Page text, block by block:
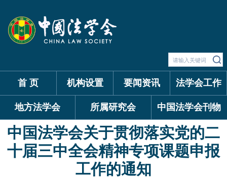
首 页 机构设置 要闻资讯 法学会工作
地方法学会 所属研究会 中国法学会刊物
中国法学会关于贯彻落实党的二
十届三中全会精神专项课题申报
工作的通知